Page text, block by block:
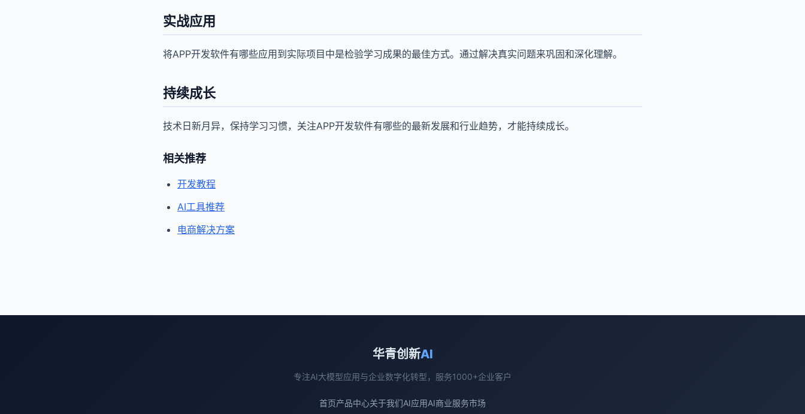
实战应用
将APP开发软件有哪些应用到实际项目中是检验学习成果的最佳方式。通过解决真实问题来巩固和深化理解。
持续成长
技术日新月异，保持学习习惯，关注APP开发软件有哪些的最新发展和行业趋势，才能持续成长。
相关推荐
开发教程
AI工具推荐
电商解决方案
华青创新AI
专注AI大模型应用与企业数字化转型，服务1000+企业客户
首页产品中心关于我们AI应用AI商业服务市场